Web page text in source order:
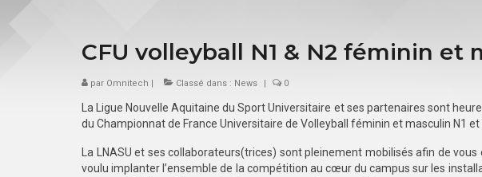
CFU volleyball N1 & N2 féminin et
par Omnitech | Classé dans : News | 0
La Ligue Nouvelle Aquitaine du Sport Universitaire et ses partenaires sont
du Championnat de France Universitaire de Volleyball féminin et masculin N1 et
La LNASU et ses collaborateurs(trices) sont pleinement mobilisés afin de
voulu implanter l’ensemble de la compétition au cœur du campus sur les